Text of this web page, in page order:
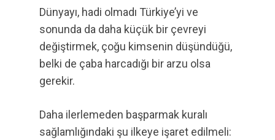
Dünyayı, hadi olmadı Türkiye’yi ve
sonunda da daha küçük bir çevreyi
değiştirmek, çoğu kimsenin düşündüğü,
belki de çaba harcadığı bir arzu olsa
gerekir.
Daha ilerlemeden başparmak kuralı
sağlamlığındaki şu ilkeye işaret edilmeli: